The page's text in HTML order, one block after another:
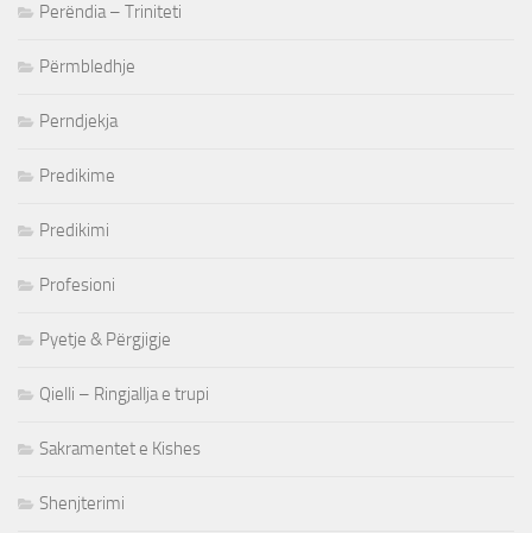
Perëndia – Triniteti
Përmbledhje
Perndjekja
Predikime
Predikimi
Profesioni
Pyetje & Përgjigje
Qielli – Ringjallja e trupi
Sakramentet e Kishes
Shenjterimi